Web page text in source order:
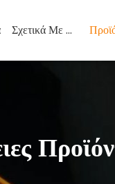
Σχετικά Με Εμάς